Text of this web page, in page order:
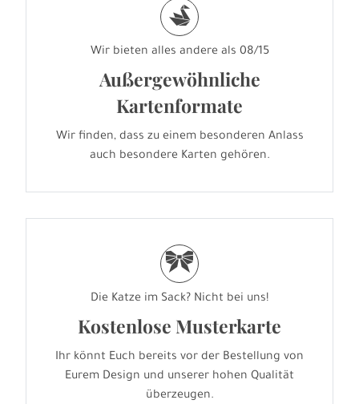
s
Wir bieten alles andere als 08/15
Außergewöhnliche
Kartenformate
Wir finden, dass zu einem besonderen Anlass
auch besondere Karten gehören.
r
Die Katze im Sack? Nicht bei uns!
Kostenlose Musterkarte
Ihr könnt Euch bereits vor der Bestellung von
Eurem Design und unserer hohen Qualität
überzeugen.